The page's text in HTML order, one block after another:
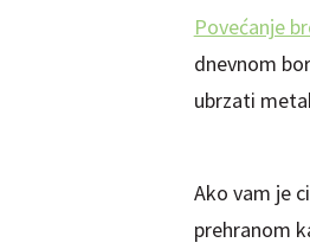
Povećanje
dnevnom
ubrzati
Ako vam je
prehranom